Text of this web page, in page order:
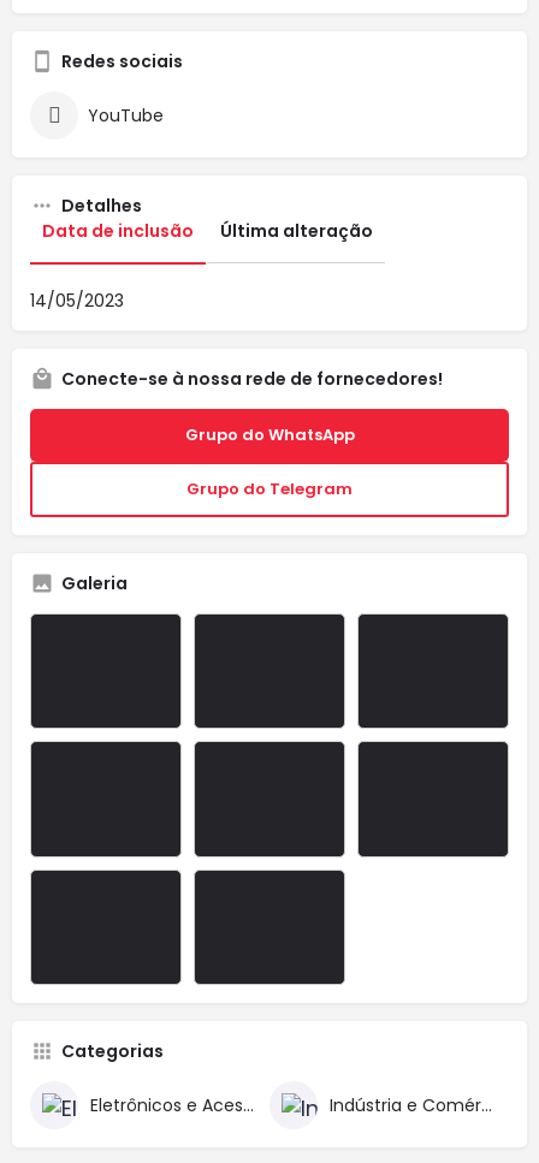
Redes sociais
YouTube
Detalhes
Data de inclusão
Última alteração
14/05/2023
Conecte-se à nossa rede de fornecedores!
Grupo do WhatsApp
Grupo do Telegram
Galeria
Categorias
Eletrônicos e Acessórios Indústria e Comércio